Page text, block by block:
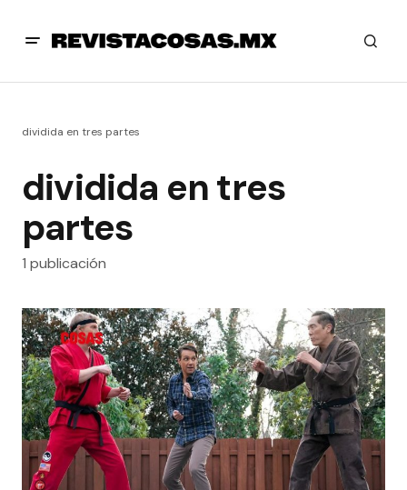
dividida en tres partes
dividida en tres
partes
1 publicación